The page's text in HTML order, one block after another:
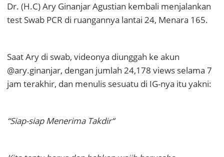
Dr. (H.C) Ary Ginanjar Agustian kembali menjalankan
test Swab PCR di ruangannya lantai 24, Menara 165.
Saat Ary di swab, videonya diunggah ke akun
@ary.ginanjar, dengan jumlah 24,178 views selama 7
jam terakhir, dan menulis sesuatu di IG-nya itu yakni:
“Siap-siap Menerima Takdir“